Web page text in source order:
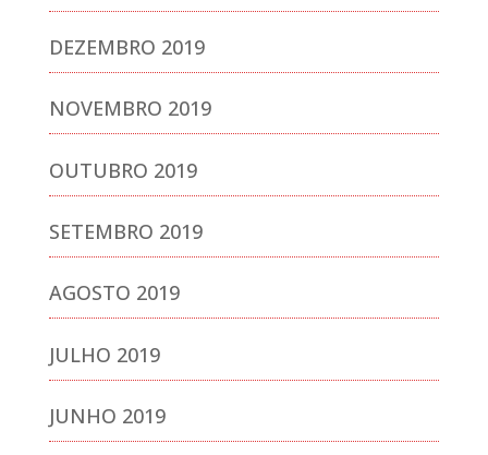
DEZEMBRO 2019
NOVEMBRO 2019
OUTUBRO 2019
SETEMBRO 2019
AGOSTO 2019
JULHO 2019
JUNHO 2019